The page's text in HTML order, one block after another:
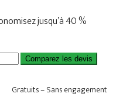
jusqu’à 40 %
Comparez les devis
Gratuits – Sans engagement